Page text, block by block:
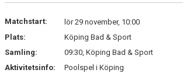
Matchstart:
lör 29 november, 10:00
Plats:
Köping Bad & Sport
Samling:
09:30, Köping Bad & Sport
Aktivitetsinfo:
Poolspel i Köping